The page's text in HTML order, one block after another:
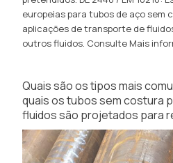
europeias para tubos de aço sem
aplicações de transporte de
outros fluidos. Consulte Mais
Quais são os tipos mais
quais os tubos sem costura
fluidos são projetados para